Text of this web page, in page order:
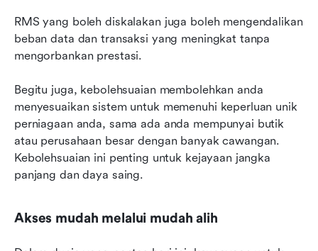
RMS yang boleh diskalakan juga boleh mengendalikan
beban data dan transaksi yang meningkat tanpa
mengorbankan prestasi.
Begitu juga, kebolehsuaian membolehkan anda
menyesuaikan sistem untuk memenuhi keperluan unik
perniagaan anda, sama ada anda mempunyai butik
atau perusahaan besar dengan banyak cawangan.
Kebolehsuaian ini penting untuk kejayaan jangka
panjang dan daya saing.
Akses mudah melalui mudah alih